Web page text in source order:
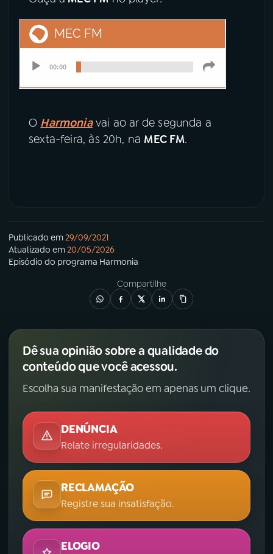
O Harmoniavai ao ar de segunda a
sexta-feira, às 20h, na MEC FM.
Publicado em29/09/2021
Atualizado em20/05/2026
Episódio do programa Harmonia
Compartilhe
Dê sua opinião sobre a qualidade do
conteúdo que você acessou.
Escolha sua manifestação em apenas um clique.
DENÚNCIA
Relate irregularidades.
RECLAMAÇÃO
Registre sua insatisfação.
ELOGIO